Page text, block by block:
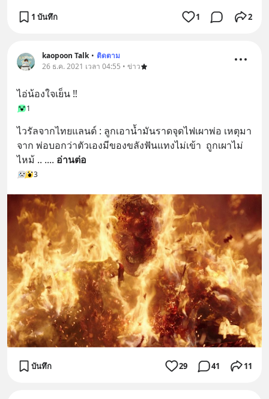
1 บันทึก 1 2
kaopoon Talk • ติดตาม
26 ธ.ค. 2021 เวลา 04:55 • ข่าว
ไอ่น้องใจเย็น ‼️
1
ไวรัลจากไทยแลนด์ : ลูกเอาน้ำมันราดจุดไฟเผาพ่อ เหตุมา
จาก พ่อบอกว่าตัวเองมีของขลังฟันแทงไม่เข้า  ถูกเผาไม่
ไหม้ .. .... อ่านต่อ
3
บันทึก 29 41 11